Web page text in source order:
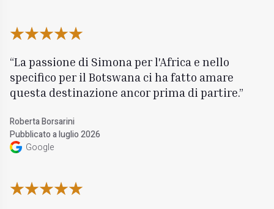
La passione di Simona per l'Africa e nello
specifico per il Botswana ci ha fatto amare
questa destinazione ancor prima di partire.
Roberta Borsarini
Pubblicato a luglio 2026
Google